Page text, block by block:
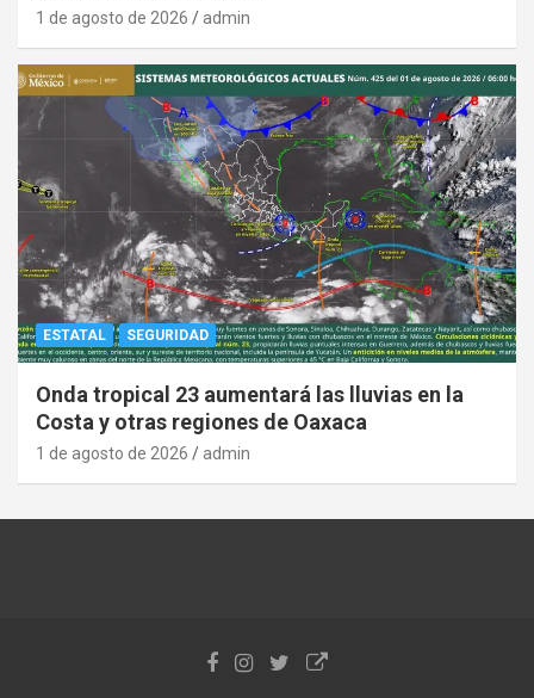
1 de agosto de 2026 admin
ESTATAL SEGURIDAD
Onda tropical 23 aumentará las lluvias en la
Costa y otras regiones de Oaxaca
1 de agosto de 2026 admin